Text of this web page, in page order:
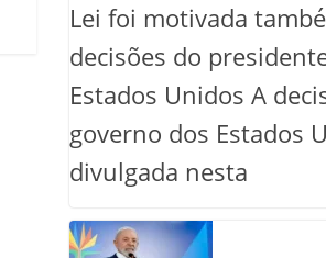
Lei foi motivada
decisões do
Estados Unidos A
governo dos Estados
divulgada nesta